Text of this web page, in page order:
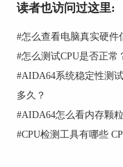
图2：系统概述
除此以外，
详细检测出CPU的
读者也访问过这里:
#怎么查看电脑真实硬件
#怎么测试CPU是否正常
#AIDA64系统稳定性测
多久？
#AIDA64怎么看内存颗
#CPU检测工具有哪些